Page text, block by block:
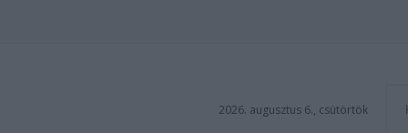
2026. augusztus 6., csütörtök